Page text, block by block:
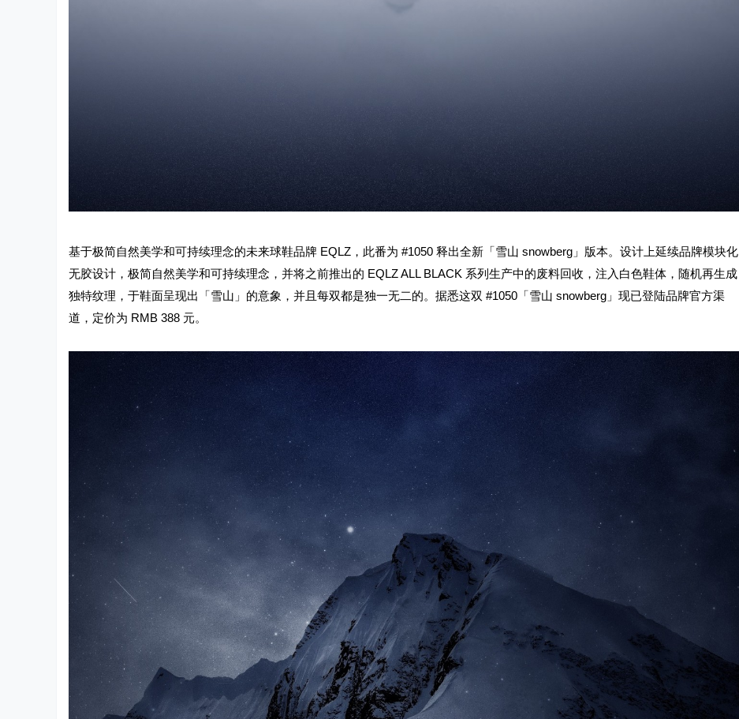
基于极简自然美学和可持续理念的未来球鞋品牌 EQLZ，此番为 #1050 释出全新「雪山 snowberg」版本。设计上延续品牌模块化
无胶设计，极简自然美学和可持续理念，并将之前推出的 EQLZ ALL BLACK 系列生产中的废料回收，注入白色鞋体，随机再生成
独特纹理，于鞋面呈现出「雪山」的意象，并且每双都是独一无二的。据悉这双 #1050「雪山 snowberg」现已登陆品牌官方渠
道，定价为 RMB 388 元。